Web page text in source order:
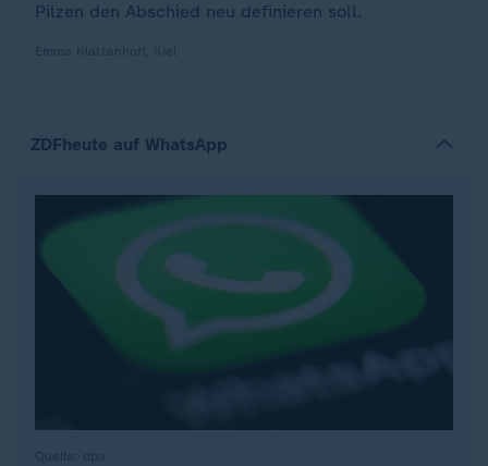
Pilzen den Abschied neu definieren soll.
ZDFheute auf WhatsApp